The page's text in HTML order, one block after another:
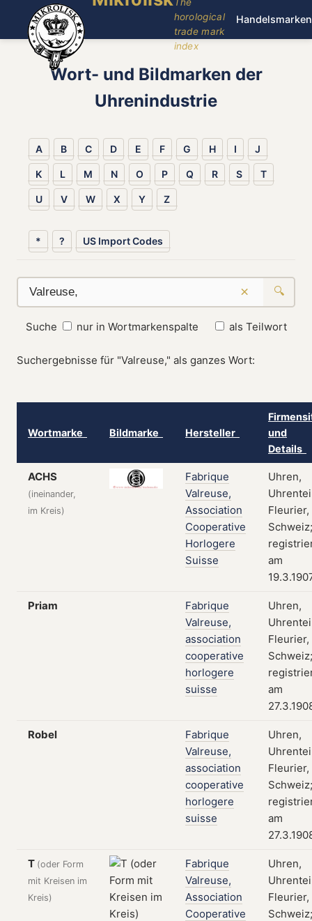
horological
trade mark
index
Handelsmarken
Wort- und Bildmarken der
Uhrenindustrie
A B C D E F G H I J
K L M N O P Q R S T
U V W X Y Z
* ? US Import Codes
× 🔍
Suche nur in Wortmarkenspalte als Teilwort
Suchergebnisse für "Valreuse," als ganzes Wort:
Wortmarke Bildmarke Hersteller
und
Details
ACHS
(ineinander,
im Kreis)
Fabrique
Valreuse,
Association
Cooperative
Horlogere
Suisse
Uhren,
Fleurier,
Schweiz;
am
Priam
Fabrique
Valreuse,
association
cooperative
horlogere
suisse
Uhren,
Fleurier,
Schweiz;
am
Robel
Fabrique
Valreuse,
association
cooperative
horlogere
suisse
Uhren,
Fleurier,
Schweiz;
am
T (oder Form
mit Kreisen im
Kreis)
Fabrique
Valreuse,
Association
Cooperative
Uhren,
Fleurier,
Schweiz;